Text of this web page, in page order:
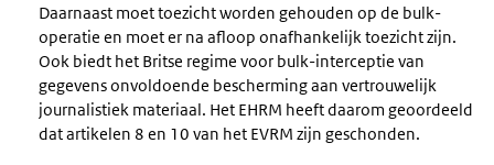
Daarnaast moet toezicht worden gehouden op de bulk-
operatie en moet er na afloop onafhankelijk toezicht zijn.
Ook biedt het Britse regime voor bulk-interceptie van
gegevens onvoldoende bescherming aan vertrouwelijk
journalistiek materiaal. Het EHRM heeft daarom geoordeeld
dat artikelen 8 en 10 van het EVRM zijn geschonden.